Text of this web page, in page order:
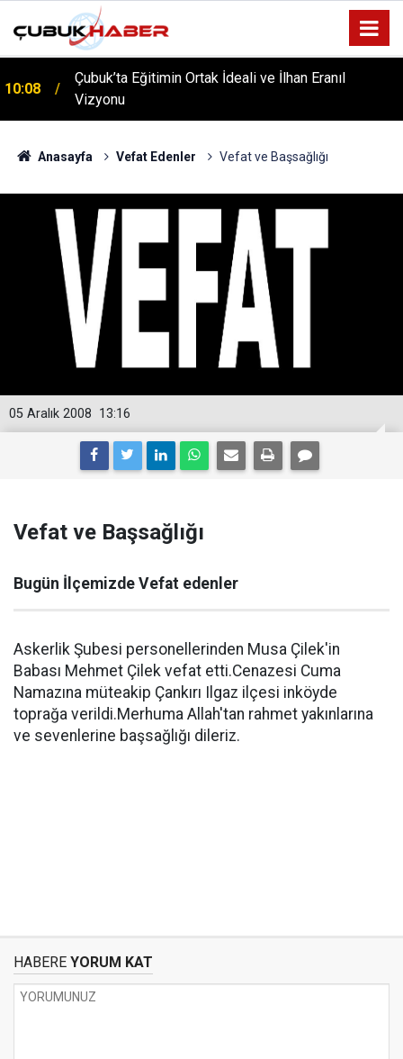
10:08
Çubuk’ta Eğitimin Ortak İdeali ve İlhan Eranıl
Vizyonu
Anasayfa Vefat Edenler Vefat ve Başsağlığı
13:16
05 Aralık 2008
Vefat ve Başsağlığı
Bugün İlçemizde Vefat edenler
Askerlik Şubesi personellerinden Musa Çilek'in
Babası Mehmet Çilek vefat etti.Cenazesi Cuma
Namazına müteakip Çankırı Ilgaz ilçesi inköyde
toprağa verildi.Merhuma Allah'tan rahmet yakınlarına
ve sevenlerine başsağlığı dileriz.
HABERE YORUM KAT